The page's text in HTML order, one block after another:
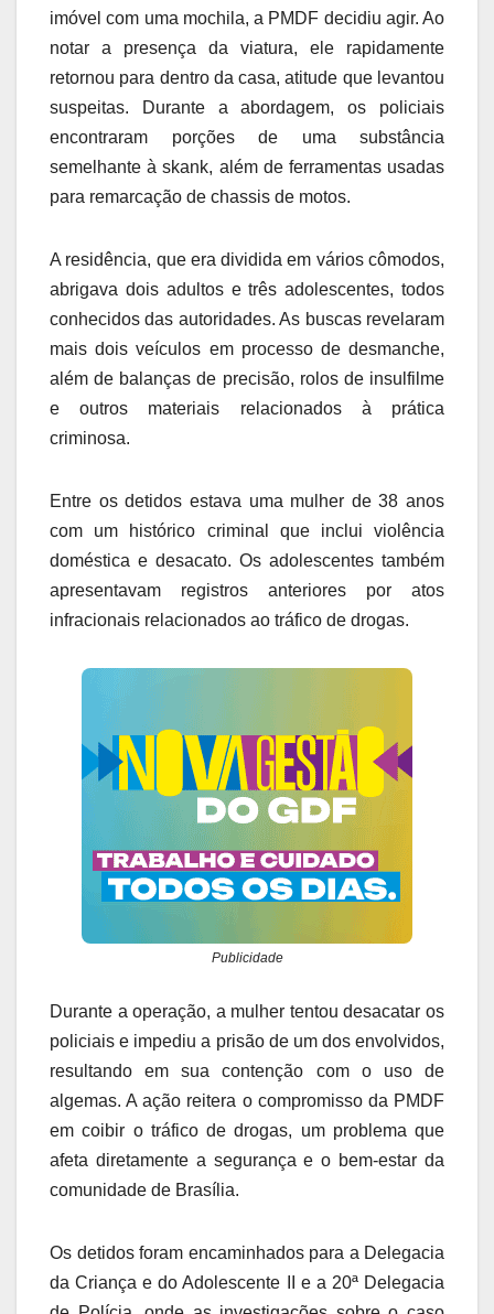
imóvel com uma mochila, a PMDF decidiu agir. Ao
notar a presença da viatura, ele rapidamente
retornou para dentro da casa, atitude que levantou
suspeitas. Durante a abordagem, os policiais
encontraram porções de uma substância
semelhante à skank, além de ferramentas usadas
para remarcação de chassis de motos.
A residência, que era dividida em vários cômodos,
abrigava dois adultos e três adolescentes, todos
conhecidos das autoridades. As buscas revelaram
mais dois veículos em processo de desmanche,
além de balanças de precisão, rolos de insulfilme
e outros materiais relacionados à prática
criminosa.
Entre os detidos estava uma mulher de 38 anos
com um histórico criminal que inclui violência
doméstica e desacato. Os adolescentes também
apresentavam registros anteriores por atos
infracionais relacionados ao tráfico de drogas.
Publicidade
Durante a operação, a mulher tentou desacatar os
policiais e impediu a prisão de um dos envolvidos,
resultando em sua contenção com o uso de
algemas. A ação reitera o compromisso da PMDF
em coibir o tráfico de drogas, um problema que
afeta diretamente a segurança e o bem-estar da
comunidade de Brasília.
Os detidos foram encaminhados para a Delegacia
da Criança e do Adolescente II e a 20ª Delegacia